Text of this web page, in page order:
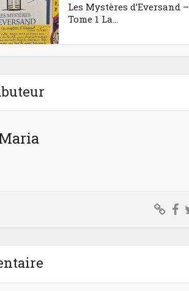
Les Mystères d’Eversand –
Tome 1 La...